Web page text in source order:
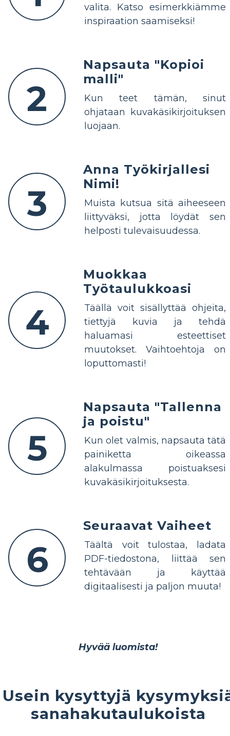
valita. Katso esimerkkiämme
inspiraation saamiseksi!
2
Napsauta "Kopioi
malli"
Kun teet tämän, sinut
ohjataan kuvakäsikirjoituksen
luojaan.
3
Anna Työkirjallesi
Nimi!
Muista kutsua sitä aiheeseen
liittyväksi, jotta löydät sen
helposti tulevaisuudessa.
4
Muokkaa
Työtaulukkoasi
Täällä voit sisällyttää ohjeita,
tiettyjä kuvia ja tehdä
haluamasi esteettiset
muutokset. Vaihtoehtoja on
loputtomasti!
5
Napsauta "Tallenna
ja poistu"
Kun olet valmis, napsauta tätä
painiketta oikeassa
alakulmassa poistuaksesi
kuvakäsikirjoituksesta.
6
Seuraavat Vaiheet
Täältä voit tulostaa, ladata
PDF-tiedostona, liittää sen
tehtävään ja käyttää
digitaalisesti ja paljon muuta!
Hyvää luomista!
Usein kysyttyjä
sanahakutaulukoista